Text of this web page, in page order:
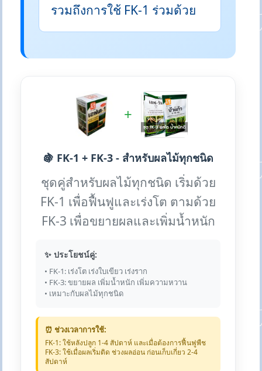
รวมถึงการใช้ FK-1 ร่วมด้วย
+
🍇 FK-1 + FK-3 - สำหรับผลไม้ทุกชนิด
ชุดคู่สำหรับผลไม้ทุกชนิด เริ่มด้วย
FK-1 เพื่อฟื้นฟูและเร่งโต ตามด้วย
FK-3 เพื่อขยายผลและเพิ่มน้ำหนัก
✨ ประโยชน์คู่:
• FK-1: เร่งโต เร่งใบเขียว เร่งราก
• FK-3: ขยายผล เพิ่มน้ำหนัก เพิ่มความหวาน
• เหมาะกับผลไม้ทุกชนิด
⏰ ช่วงเวลาการใช้:
FK-1: ใช้หลังปลูก 1-4 สัปดาห์ และเมื่อต้องการฟื้นฟูพืช
FK-3: ใช้เมื่อผลเริ่มติด ช่วงผลอ่อน ก่อนเก็บเกี่ยว 2-4
สัปดาห์